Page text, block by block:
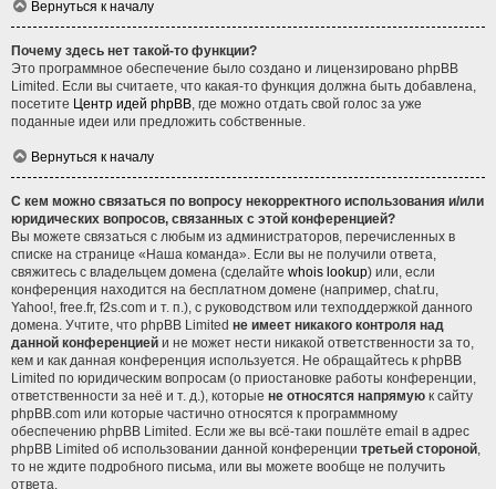
Вернуться к началу
Почему здесь нет такой-то функции?
Это программное обеспечение было создано и лицензировано phpBB
Limited. Если вы считаете, что какая-то функция должна быть добавлена,
посетите Центр идей phpBB, где можно отдать свой голос за уже
поданные идеи или предложить собственные.
Вернуться к началу
С кем можно связаться по вопросу некорректного использования и/или
юридических вопросов, связанных с этой конференцией?
Вы можете связаться с любым из администраторов, перечисленных в
списке на странице «Наша команда». Если вы не получили ответа,
свяжитесь с владельцем домена (сделайте whois lookup) или, если
конференция находится на бесплатном домене (например, chat.ru,
Yahoo!, free.fr, f2s.com и т. п.), с руководством или техподдержкой данного
домена. Учтите, что phpBB Limited не имеет никакого контроля над
данной конференцией и не может нести никакой ответственности за то,
кем и как данная конференция используется. Не обращайтесь к phpBB
Limited по юридическим вопросам (о приостановке работы конференции,
ответственности за неё и т. д.), которые не относятся напрямую к сайту
phpBB.com или которые частично относятся к программному
обеспечению phpBB Limited. Если же вы всё-таки пошлёте email в адрес
phpBB Limited об использовании данной конференции третьей стороной,
то не ждите подробного письма, или вы можете вообще не получить
ответа.